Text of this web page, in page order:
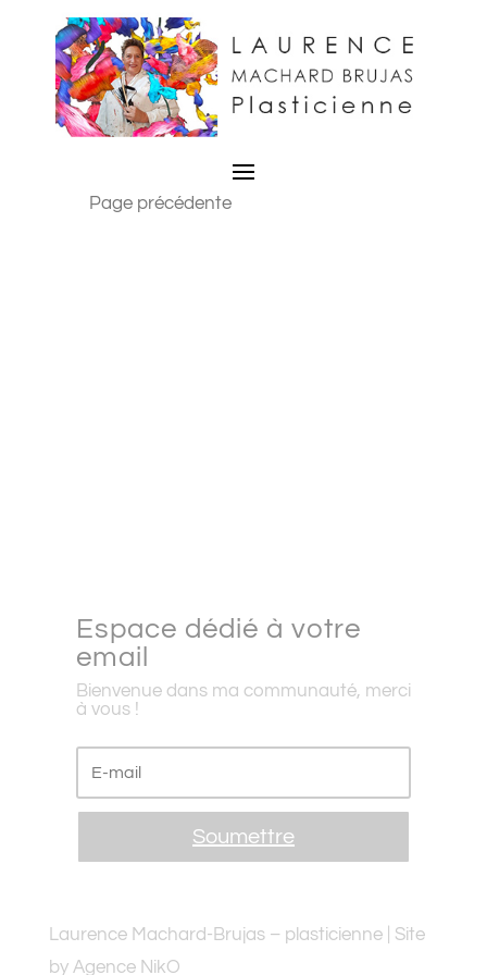
Page précédente
Espace dédié à votre
email
Bienvenue dans ma communauté, merci
à vous !
Soumettre
Laurence Machard-Brujas – plasticienne | Site
by Agence NikO